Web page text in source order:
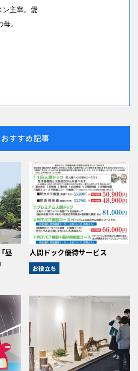
ン主宰。愛
。
おすすめ記事
昼
人間ドック優待サービス
お役立ち